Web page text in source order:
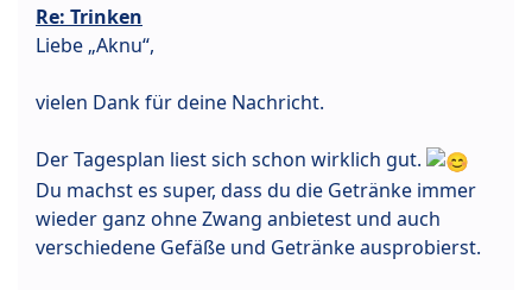
Re: Trinken
Liebe „Aknu“,
vielen Dank für deine Nachricht.
Der Tagesplan liest sich schon wirklich gut.
Du machst es super, dass du die Getränke immer
wieder ganz ohne Zwang anbietest und auch
verschiedene Gefäße und Getränke ausprobierst.